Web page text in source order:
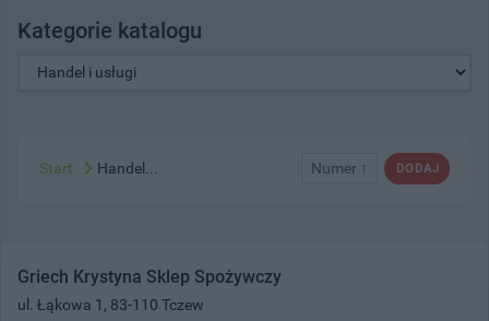
Kategorie katalogu
DODAJ
Numer ↑
Start Handel...
Griech Krystyna Sklep Spożywczy
ul. Łąkowa 1, 83-110 Tczew